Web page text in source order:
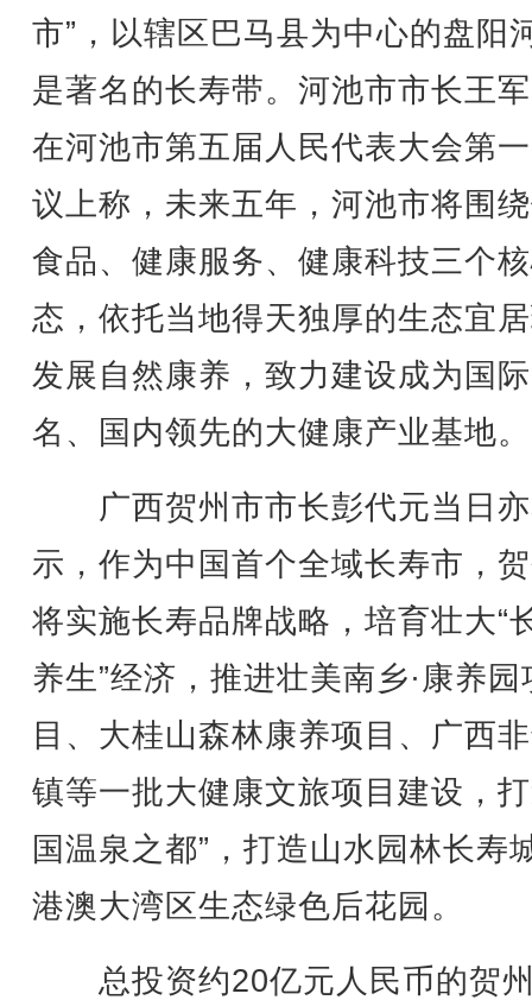
市”，以辖区巴马县为中心的盘阳
是著名的长寿带。河池市市长王
在河池市第五届人民代表大会第
议上称，未来五年，河池市将围
食品、健康服务、健康科技三个
态，依托当地得天独厚的生态宜
发展自然康养，致力建设成为国
名、国内领先的大健康产业基地。
广西贺州市市长彭代元当日
示，作为中国首个全域长寿市，
将实施长寿品牌战略，培育壮大“
养生”经济，推进壮美南乡·康养园
目、大桂山森林康养项目、广西
镇等一批大健康文旅项目建设，
国温泉之都”，打造山水园林长寿
港澳大湾区生态绿色后花园。
总投资约20亿元人民币的贺